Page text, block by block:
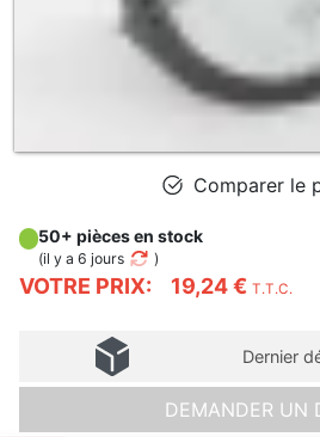
Comparer le
VOTRE PRIX: 19,24 € T.T.C.
50+ pièces en stock
(il y a 6 jours )
Dernier
DEMANDER UN